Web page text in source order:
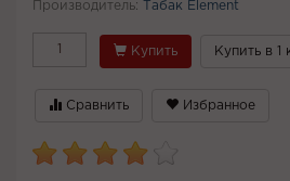
Производитель: Табак Element
Купить Купить в 1
Сравнить Избранное